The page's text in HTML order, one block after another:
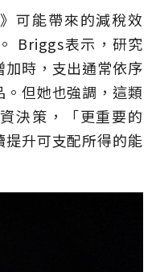
可能帶來的減稅效
Briggs表示，研究
時，支出通常依序
但她也強調，這類
決策，「更重要的
升可支配所得的能